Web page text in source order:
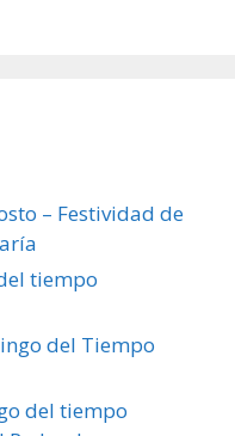
– Festividad de
tiempo
del Tiempo
del tiempo